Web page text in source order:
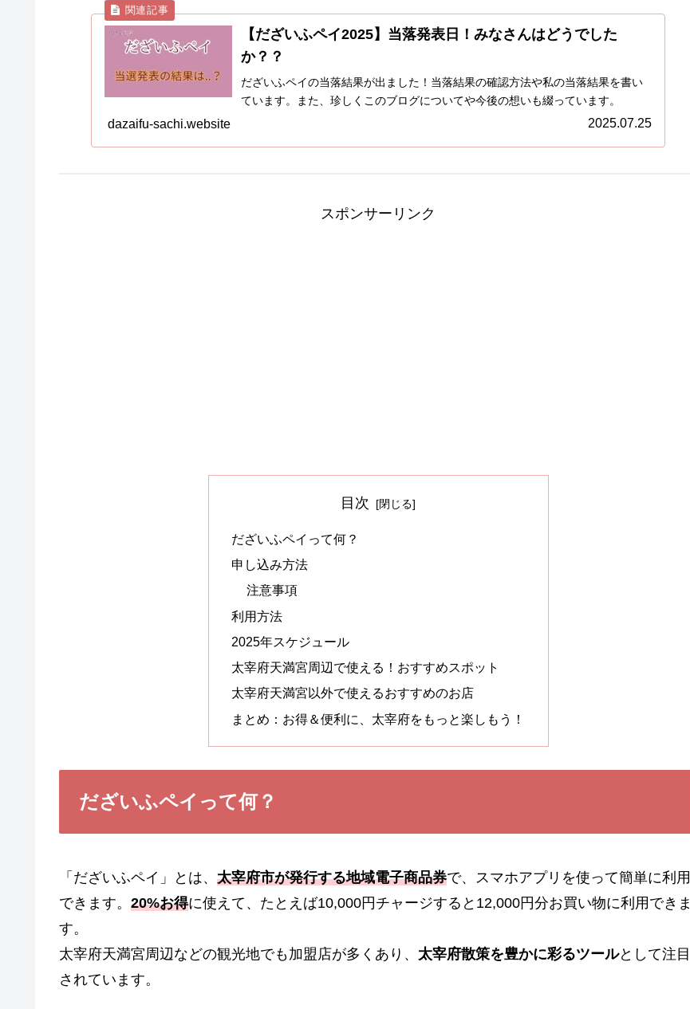
【だざいふペイ2025】当落発表日！みなさんはどうでした
か？？
だざいふペイの当落結果が出ました！当落結果の確認方法や私の当落結果を書い
ています。また、珍しくこのブログについてや今後の想いも綴っています。
dazaifu-sachi.website 2025.07.25
スポンサーリンク
目次
だざいふペイって何？
申し込み方法
注意事項
利用方法
2025年スケジュール
太宰府天満宮周辺で使える！おすすめスポット
太宰府天満宮以外で使えるおすすめのお店
まとめ：お得＆便利に、太宰府をもっと楽しもう！
だざいふペイって何？
「だざいふペイ」とは、 太宰府市が発行する地域電子商品券で、スマホアプリを使って簡単に利用
できます。 20%お得に使えて、たとえば10,000円チャージすると12,000円分お買い物に利用できま
す。
太宰府天満宮周辺などの観光地でも加盟店が多くあり、 太宰府散策を豊かに彩るツールとして注目
されています。